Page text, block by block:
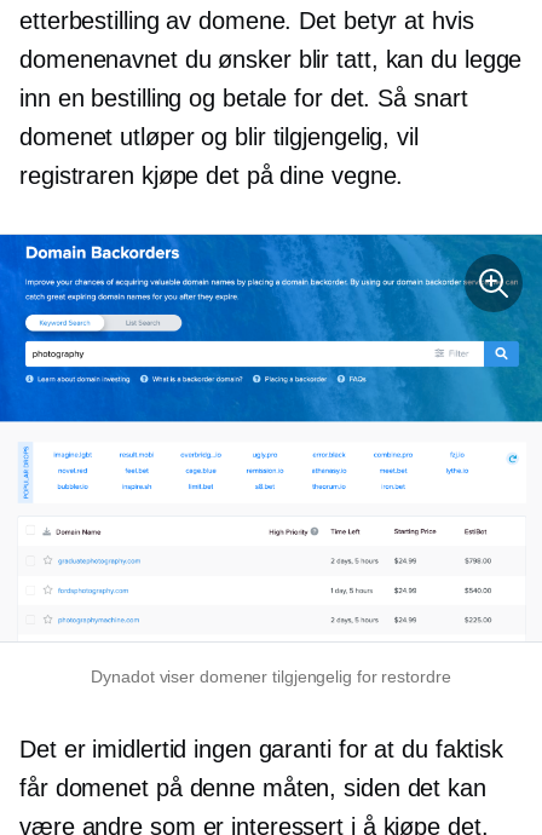
etterbestilling av domene. Det betyr at hvis
domenenavnet du ønsker blir tatt, kan du legge
inn en bestilling og betale for det. Så snart
domenet utløper og blir tilgjengelig, vil
registraren kjøpe det på dine vegne.
Dynadot viser domener tilgjengelig for restordre
Det er imidlertid ingen garanti for at du faktisk
får domenet på denne måten, siden det kan
være andre som er interessert i å kjøpe det.